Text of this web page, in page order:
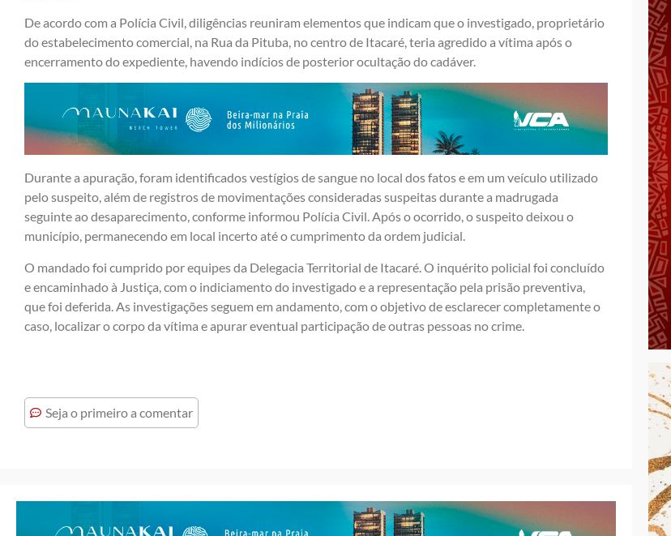
De acordo com a Polícia Civil, diligências reuniram elementos que indicam que o investigado, proprietário
do estabelecimento comercial, na Rua da Pituba, no centro de Itacaré, teria agredido a vítima após o
encerramento do expediente, havendo indícios de posterior ocultação do cadáver.
Durante a apuração, foram identificados vestígios de sangue no local dos fatos e em um veículo utilizado
pelo suspeito, além de registros de movimentações consideradas suspeitas durante a madrugada
seguinte ao desaparecimento, conforme informou Polícia Civil. Após o ocorrido, o suspeito deixou o
município, permanecendo em local incerto até o cumprimento da ordem judicial.
O mandado foi cumprido por equipes da Delegacia Territorial de Itacaré. O inquérito policial foi concluído
e encaminhado à Justiça, com o indiciamento do investigado e a representação pela prisão preventiva,
que foi deferida. As investigações seguem em andamento, com o objetivo de esclarecer completamente o
caso, localizar o corpo da vítima e apurar eventual participação de outras pessoas no crime.
Seja o primeiro a comentar